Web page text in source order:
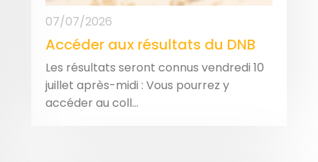
07/07/2026
Accéder aux résultats du DNB
Les résultats seront connus vendredi 10
juillet après-midi : Vous pourrez y
accéder au coll...